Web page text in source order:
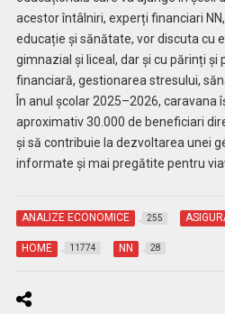
acestor întâlniri, experți financiari
educație și sănătate, vor discuta cu
gimnazial și liceal, dar și cu părinți
financiară, gestionarea stresului,
În anul școlar 2025–2026, caravana
aproximativ 30.000 de beneficiari
și să contribuie la dezvoltarea unei
informate și mai pregătite pentru
ANALIZE ECONOMICE 255
HOME 11774 NN 28